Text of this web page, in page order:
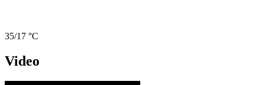
35/17 °C
Video